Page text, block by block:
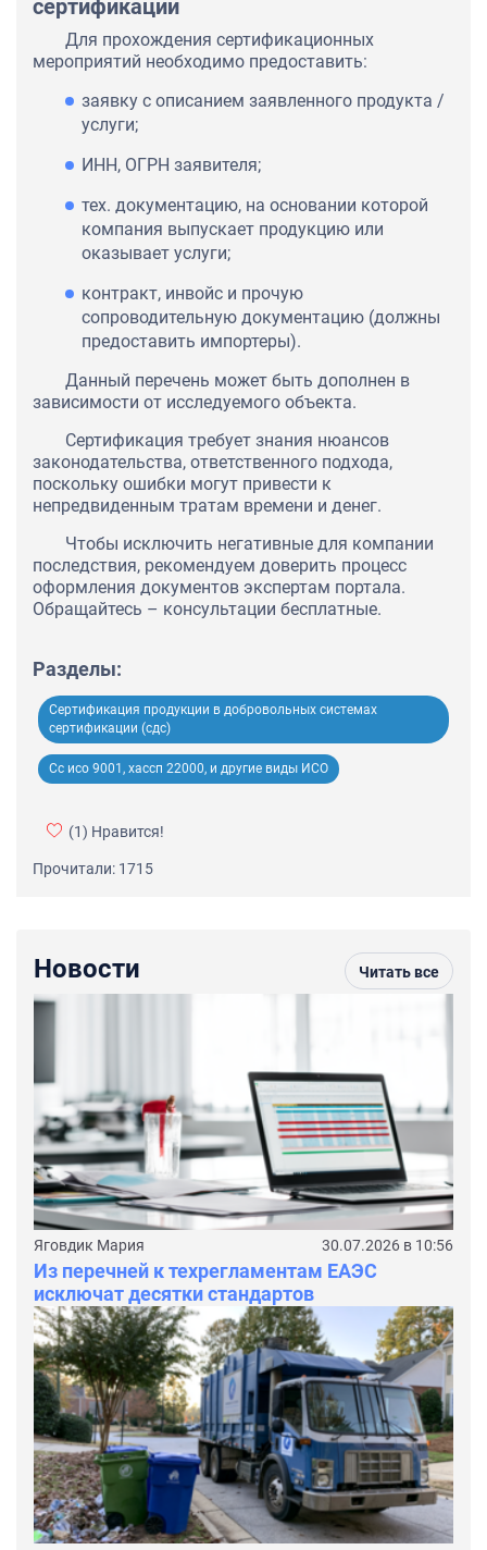
сертификации
Для прохождения сертификационных
мероприятий необходимо предоставить:
заявку с описанием заявленного продукта /
услуги;
ИНН, ОГРН заявителя;
тех. документацию, на основании которой
компания выпускает продукцию или
оказывает услуги;
контракт, инвойс и прочую
сопроводительную документацию (должны
предоставить импортеры).
Данный перечень может быть дополнен в
зависимости от исследуемого объекта.
Сертификация требует знания нюансов
законодательства, ответственного подхода,
поскольку ошибки могут привести к
непредвиденным тратам времени и денег.
Чтобы исключить негативные для компании
последствия, рекомендуем доверить процесс
оформления документов экспертам портала.
Обращайтесь – консультации бесплатные.
Разделы:
Сертификация продукции в добровольных системах
сертификации (сдс)
Сс исо 9001, хассп 22000, и другие виды ИСО
(1) Нравится!
Прочитали: 1715
Новости Читать все
Яговдик Мария 30.07.2026 в 10:56
Из перечней к техрегламентам ЕАЭС
исключат десятки стандартов